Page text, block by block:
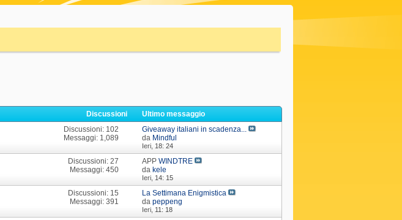
Discussioni Ultimo messaggio
Discussioni: 102
Messaggi: 1,089
Giveaway italiani in scadenza...
da Mindful
Ieri, 18: 24
Discussioni: 27
Messaggi: 450
APPWINDTRE
da kele
Ieri, 14: 15
Discussioni: 15
Messaggi: 391
La Settimana Enigmistica
dapeppeng
Ieri, 11: 18